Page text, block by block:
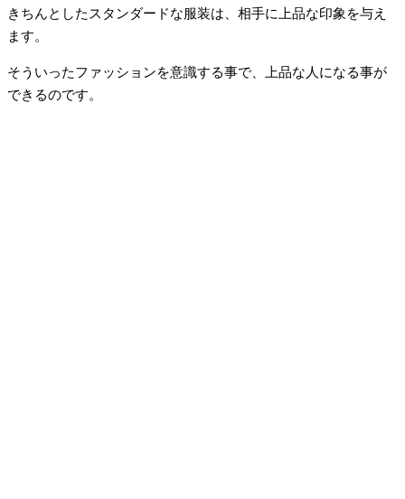
きちんとしたスタンダードな服装は、相手に上品な印象を与え
ます。
そういったファッションを意識する事で、上品な人になる事が
できるのです。